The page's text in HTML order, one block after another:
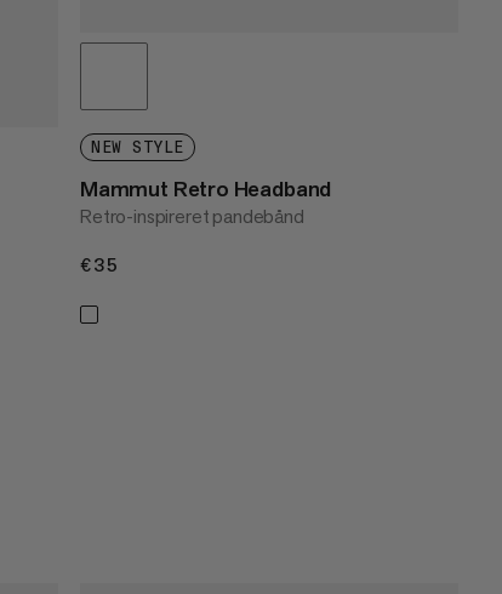
NEW STYLE
Mammut Retro Headband
Retro-inspireret pandebånd
€35